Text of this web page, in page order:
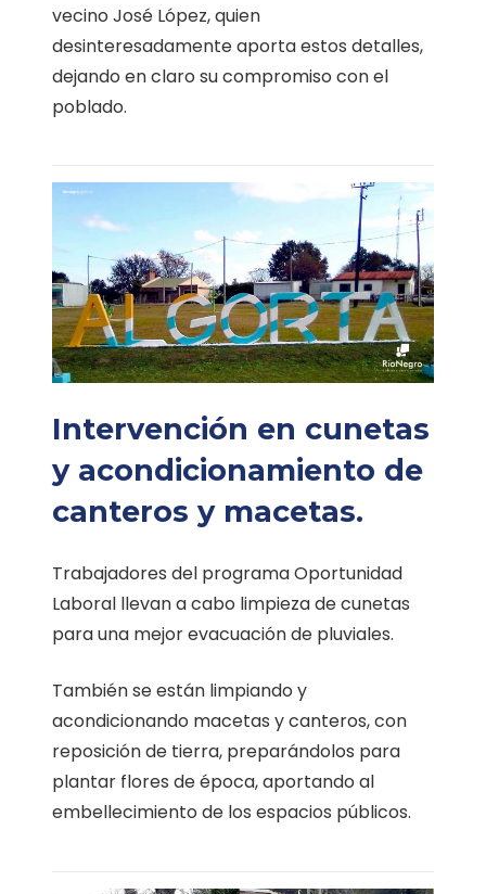
vecino José López, quien
desinteresadamente aporta estos detalles,
dejando en claro su compromiso con el
poblado.
Intervención en cunetas
y acondicionamiento de
canteros y macetas.
Trabajadores del programa Oportunidad
Laboral llevan a cabo limpieza de cunetas
para una mejor evacuación de pluviales.
También se están limpiando y
acondicionando macetas y canteros, con
reposición de tierra, preparándolos para
plantar flores de época, aportando al
embellecimiento de los espacios públicos.